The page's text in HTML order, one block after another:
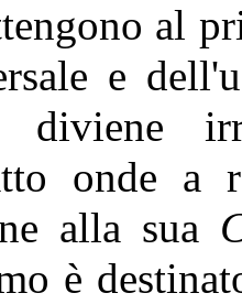
al
e
diviene
onde a
alla sua
è